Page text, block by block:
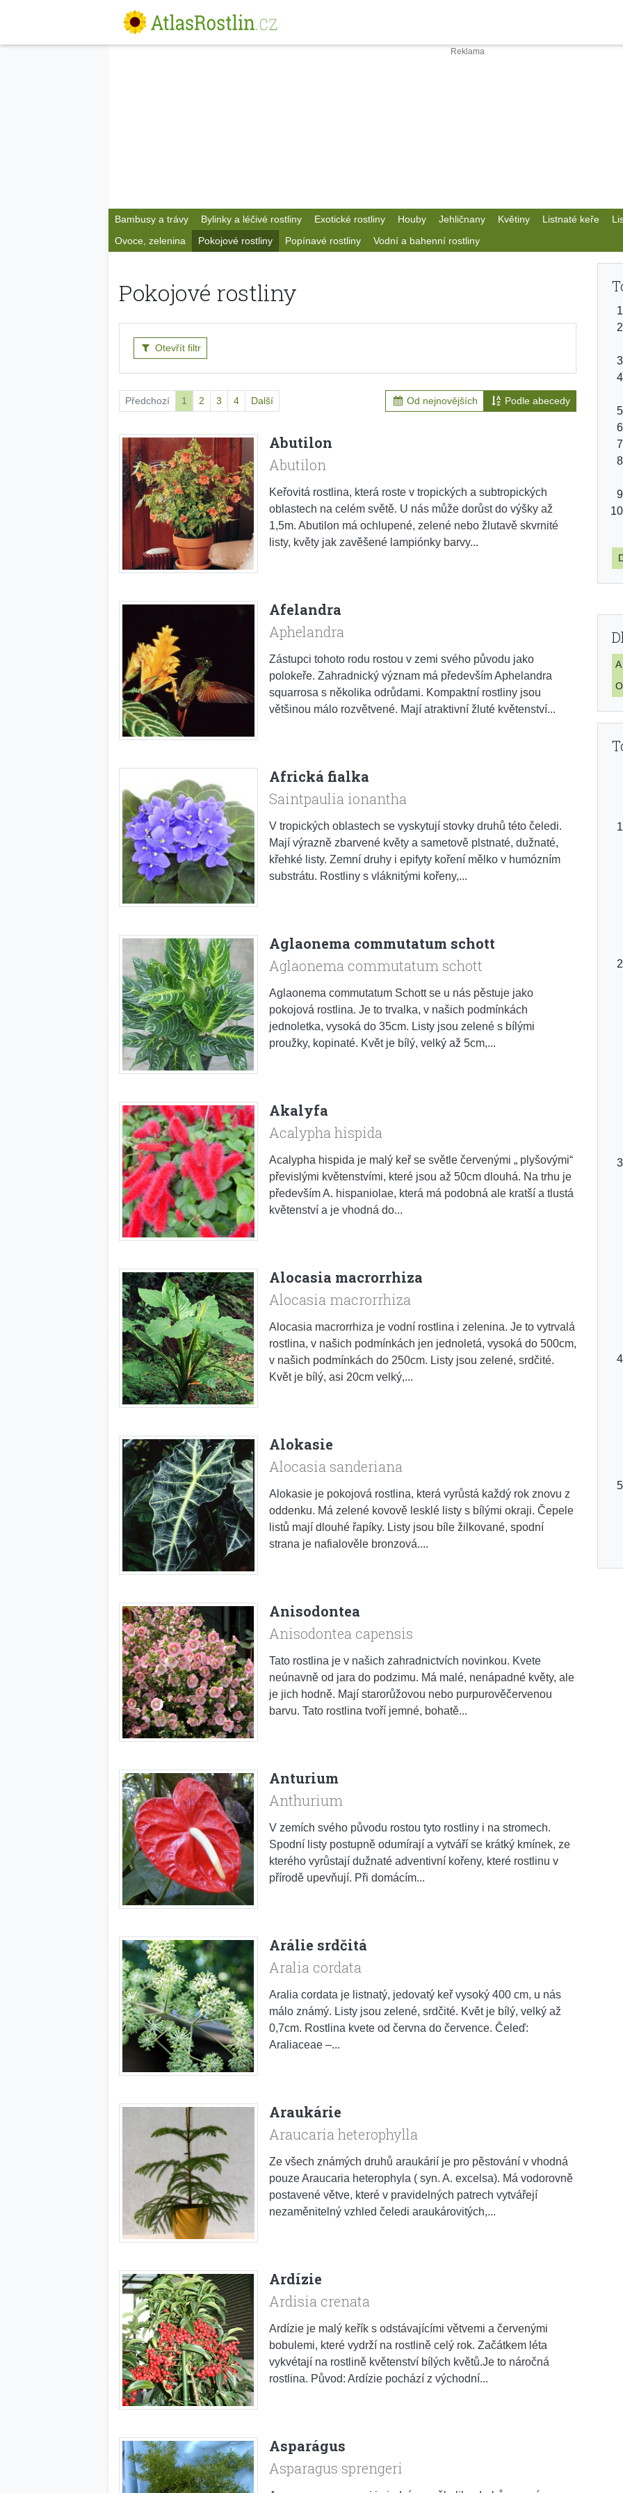
Bambusy a trávy Bylinky a léčivé rostliny Exotické rostliny Houby Jehličnany Květiny Listnaté keře
Ovoce, zelenina
Pokojové rostliny Popínavé rostliny Vodní a bahenní rostliny
Pokojové rostliny
Otevřít filtr
Předchozí 1 2 3 4 Další Od nejnovějších Podle abecedy
Abutilon
Abutilon
Keřovitá rostlina, která roste v tropických a subtropických
oblastech na celém světě. U nás může dorůst do výšky až
1,5m. Abutilon má ochlupené, zelené nebo žlutavě skvrnité
listy, květy jak zavěšené lampiónky barvy...
Afelandra
Aphelandra
Zástupci tohoto rodu rostou v zemi svého původu jako
polokeře. Zahradnický význam má především Aphelandra
squarrosa s několika odrůdami. Kompaktní rostliny jsou
většinou málo rozvětvené. Mají atraktivní žluté květenství...
Africká fialka
Saintpaulia ionantha
V tropických oblastech se vyskytují stovky druhů této čeledi.
Mají výrazně zbarvené květy a sametově plstnaté, dužnaté,
křehké listy. Zemní druhy i epifyty koření mělko v humózním
substrátu. Rostliny s vláknitými kořeny,...
Aglaonema commutatum schott
Aglaonema commutatum schott
Aglaonema commutatum Schott se u nás pěstuje jako
pokojová rostlina. Je to trvalka, v našich podmínkách
jednoletka, vysoká do 35cm. Listy jsou zelené s bílými
proužky, kopinaté. Květ je bílý, velký až 5cm,...
Akalyfa
Acalypha hispida
Acalypha hispida je malý keř se světle červenými „ plyšovými“
převislými květenstvími, které jsou až 50cm dlouhá. Na trhu je
především A. hispaniolae, která má podobná ale kratší a tlustá
květenství a je vhodná do...
Alocasia macrorrhiza
Alocasia macrorrhiza
Alocasia macrorrhiza je vodní rostlina i zelenina. Je to vytrvalá
rostlina, v našich podmínkách jen jednoletá, vysoká do 500cm,
v našich podmínkách do 250cm. Listy jsou zelené, srdčité.
Květ je bílý, asi 20cm velký,...
Alokasie
Alocasia sanderiana
Alokasie je pokojová rostlina, která vyrůstá každý rok znovu z
oddenku. Má zelené kovově lesklé listy s bílými okraji. Čepele
listů mají dlouhé řapíky. Listy jsou bíle žilkované, spodní
strana je nafialověle bronzová....
Anisodontea
Anisodontea capensis
Tato rostlina je v našich zahradnictvích novinkou. Kvete
neúnavně od jara do podzimu. Má malé, nenápadné květy, ale
je jich hodně. Mají starorůžovou nebo purpurověčervenou
barvu. Tato rostlina tvoří jemné, bohatě...
Anturium
Anthurium
V zemích svého původu rostou tyto rostliny i na stromech.
Spodní listy postupně odumírají a vytváří se krátký kmínek, ze
kterého vyrůstají dužnaté adventivní kořeny, které rostlinu v
přírodě upevňují. Při domácím...
Arálie srdčitá
Aralia cordata
Aralia cordata je listnatý, jedovatý keř vysoký 400 cm, u nás
málo známý. Listy jsou zelené, srdčité. Květ je bílý, velký až
0,7cm. Rostlina kvete od června do července. Čeleď:
Araliaceae –...
Araukárie
Araucaria heterophylla
Ze všech známých druhů araukárií je pro pěstování v vhodná
pouze Araucaria heterophyla ( syn. A. excelsa). Má vodorovně
postavené větve, které v pravidelných patrech vytvářejí
nezaměnitelný vzhled čeledi araukárovitých,...
Ardízie
Ardisia crenata
Ardízie je malý keřík s odstávajícími větvemi a červenými
bobulemi, které vydrží na rostlině celý rok. Začátkem léta
vykvétají na rostlině květenství bílých květů.Je to náročná
rostlina. Původ: Ardízie pochází z východní...
Asparágus
Asparagus sprengeri
A
O